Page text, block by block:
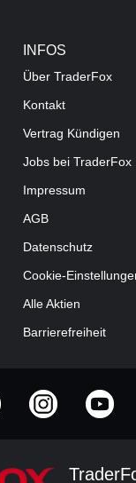
INFOS
Über TraderFox
Kontakt
Vertrag Kündigen
Jobs bei TraderFox
Impressum
AGB
Datenschutz
Cookie-
Alle Aktien
Barrierefreiheit